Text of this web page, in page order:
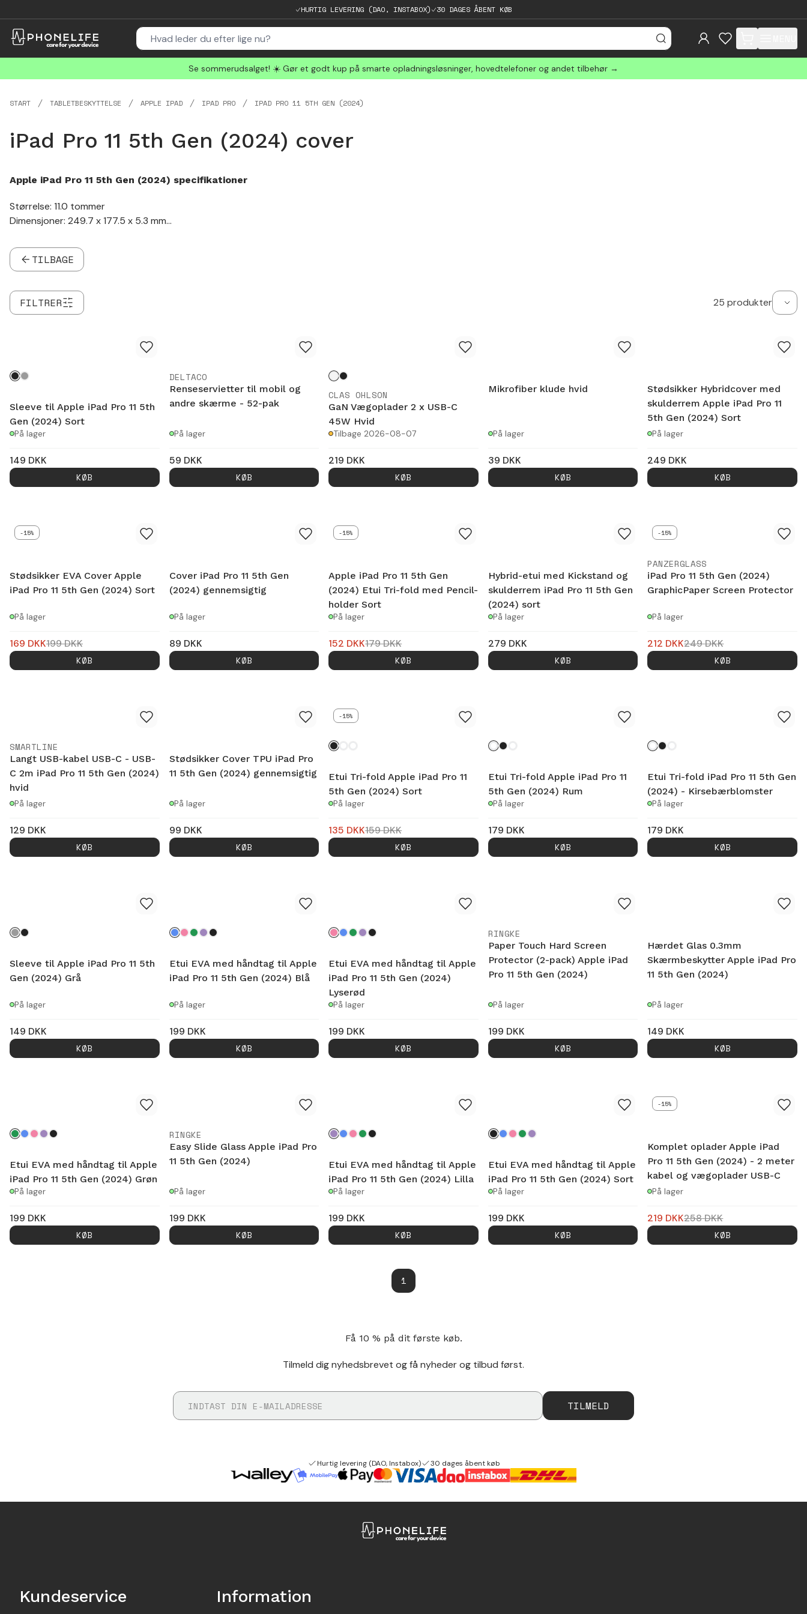
HURTIG LEVERING (DAO, INSTABOX) 30 DAGES ÅBENT KØB
items in cart, view
Se sommerudsalget! ☀️ Gør et godt kup på smarte opladningsløsninger, hovedtelefoner og andet tilbehør →
START TABLETBESKYTTELSE APPLE IPAD IPAD PRO IPAD PRO 11 5TH GEN (2024)
iPad Pro 11 5th Gen (2024) cover
Apple iPad Pro 11 5th Gen (2024) specifikationer
Størrelse: 11.0 tommer
Dimensjoner: 249.7 x 177.5 x 5.3 mm
Oplader: USB-C
Trådløs opladning: Nej
Hukommelseskort: Nej
TILBAGE
FILTRER 25 produkter
Sleeve til Apple iPad Pro 11 5th
Gen (2024) Sort
På lager
149 DKK
KØB
DELTACO
Renseservietter til mobil og
andre skærme - 52-pak
På lager
59 DKK
KØB
CLAS OHLSON
GaN Vægoplader 2 x USB-C
45W Hvid
Tilbage 2026-08-07
219 DKK
KØB
Mikrofiber klude hvid
På lager
39 DKK
KØB
Stødsikker Hybridcover med
skulderrem Apple iPad Pro 11
5th Gen (2024) Sort
På lager
249 DKK
KØB
-15%
Stødsikker EVA Cover Apple
iPad Pro 11 5th Gen (2024) Sort
På lager
169 DKK199DKK
KØB
Cover iPad Pro 11 5th Gen
(2024) gennemsigtig
På lager
89 DKK
KØB
-15%
Apple iPad Pro 11 5th Gen
(2024) Etui Tri-fold med Pencil-
holder Sort
På lager
152 DKK179DKK
KØB
Hybrid-etui med Kickstand og
skulderrem iPad Pro 11 5th Gen
(2024) sort
På lager
279 DKK
KØB
-15%
PANZERGLASS
iPad Pro 11 5th Gen (2024)
GraphicPaper Screen Protector
På lager
212 DKK249DKK
KØB
SMARTLINE
Langt USB-kabel USB-C - USB-
C 2m iPad Pro 11 5th Gen (2024)
hvid
På lager
129 DKK
KØB
Stødsikker Cover TPU iPad Pro
11 5th Gen (2024) gennemsigtig
På lager
99 DKK
KØB
-15%
Etui Tri-fold Apple iPad Pro 11
5th Gen (2024) Sort
På lager
135 DKK159DKK
KØB
Etui Tri-fold Apple iPad Pro 11
5th Gen (2024) Rum
På lager
179 DKK
KØB
Etui Tri-fold iPad Pro 11 5th Gen
(2024) - Kirsebærblomster
På lager
179 DKK
KØB
Sleeve til Apple iPad Pro 11 5th
Gen (2024) Grå
På lager
149 DKK
KØB
Etui EVA med håndtag til Apple
iPad Pro 11 5th Gen (2024) Blå
På lager
199 DKK
KØB
Etui EVA med håndtag til Apple
iPad Pro 11 5th Gen (2024)
Lyserød
På lager
199 DKK
KØB
RINGKE
Paper Touch Hard Screen
Protector (2-pack) Apple iPad
Pro 11 5th Gen (2024)
På lager
199 DKK
KØB
Hærdet Glas 0.3mm
Skærmbeskytter Apple iPad Pro
11 5th Gen (2024)
På lager
149 DKK
KØB
Etui EVA med håndtag til Apple
iPad Pro 11 5th Gen (2024) Grøn
På lager
199 DKK
KØB
RINGKE
Easy Slide Glass Apple iPad Pro
11 5th Gen (2024)
På lager
199 DKK
KØB
Etui EVA med håndtag til Apple
iPad Pro 11 5th Gen (2024) Lilla
På lager
199 DKK
KØB
Etui EVA med håndtag til Apple
iPad Pro 11 5th Gen (2024) Sort
På lager
199 DKK
KØB
-15%
Komplet oplader Apple iPad
Pro 11 5th Gen (2024) - 2 meter
kabel og vægoplader USB-C
På lager
219 DKK258DKK
KØB
1
Få 10 % på dit første køb.
Tilmeld dig nyhedsbrevet og få nyheder og tilbud først.
TILMELD
Hurtig levering (DAO, Instabox) 30 dages åbent køb
Kundeservice Information